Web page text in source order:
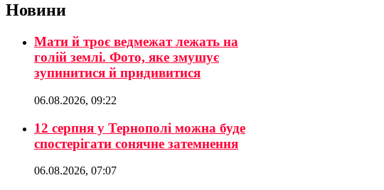
Новини
Мати й троє ведмежат лежать на
голій землі. Фото, яке змушує
зупинитися й придивитися
06.08.2026, 09:22
12 серпня у Тернополі можна буде
спостерігати сонячне затемнення
06.08.2026, 07:07